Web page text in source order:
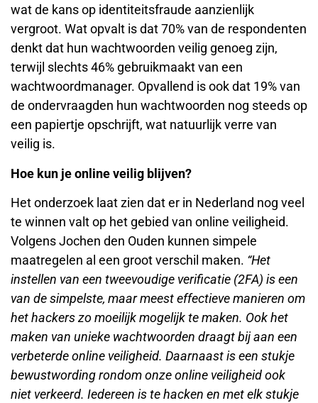
wat de kans op identiteitsfraude aanzienlijk
vergroot. Wat opvalt is dat 70% van de respondenten
denkt dat hun wachtwoorden veilig genoeg zijn,
terwijl slechts 46% gebruikmaakt van een
wachtwoordmanager. Opvallend is ook dat 19% van
de ondervraagden hun wachtwoorden nog steeds op
een papiertje opschrijft, wat natuurlijk verre van
veilig is.
Hoe kun je online veilig blijven?
Het onderzoek laat zien dat er in Nederland nog veel
te winnen valt op het gebied van online veiligheid.
Volgens Jochen den Ouden kunnen simpele
maatregelen al een groot verschil maken. “Het
instellen van een tweevoudige verificatie (2FA) is een
van de simpelste, maar meest effectieve manieren om
het hackers zo moeilijk mogelijk te maken. Ook het
maken van unieke wachtwoorden draagt bij aan een
verbeterde online veiligheid. Daarnaast is een stukje
bewustwording rondom onze online veiligheid ook
niet verkeerd. Iedereen is te hacken en met elk stukje